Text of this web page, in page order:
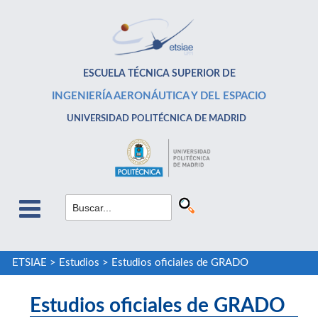
ESCUELA TÉCNICA SUPERIOR DE
INGENIERÍA AERONÁUTICA Y DEL ESPACIO
UNIVERSIDAD POLITÉCNICA DE MADRID
ETSIAE > Estudios > Estudios oficiales de GRADO
Estudios oficiales de GRADO